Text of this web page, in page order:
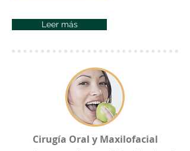
Leer más
Cirugía Oral y Maxilofacial